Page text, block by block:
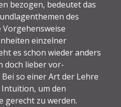
bezogen, bedeutet das
des
einzelner
es schon wieder anders
doch lieber vor-
so einer Art der Lehre
um den
gerecht zu werden.